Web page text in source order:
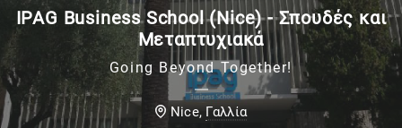
IPAG Business School (Nice) - Σπουδές και
Μεταπτυχιακά
Going Beyond Together!
Nice, Γαλλία